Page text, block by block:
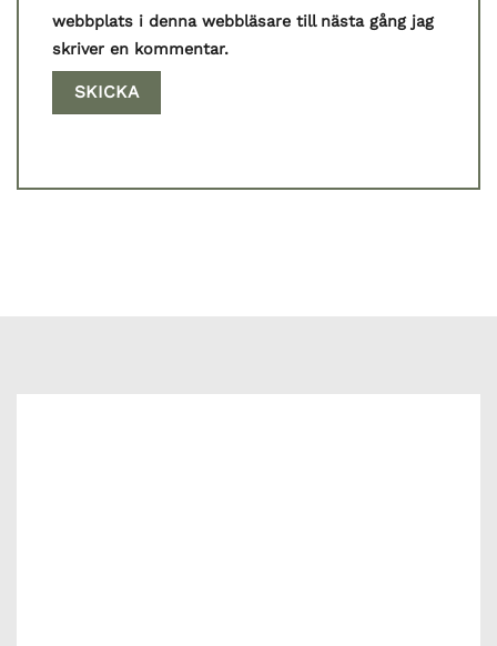
webbplats i denna webbläsare till nästa gång jag
skriver en kommentar.